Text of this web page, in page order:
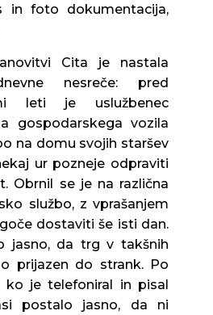
in foto dokumentacija,
Cita je nastala
nesreče: pred
leti je uslužbenec
gospodarskega vozila
na domu svojih staršev
ur pozneje odpraviti
Obrnil se je na različna
službo, z vprašanjem
dostaviti še isti dan.
jasno, da trg v takšnih
prijazen do strank. Po
je telefoniral in pisal
postalo jasno, da ni